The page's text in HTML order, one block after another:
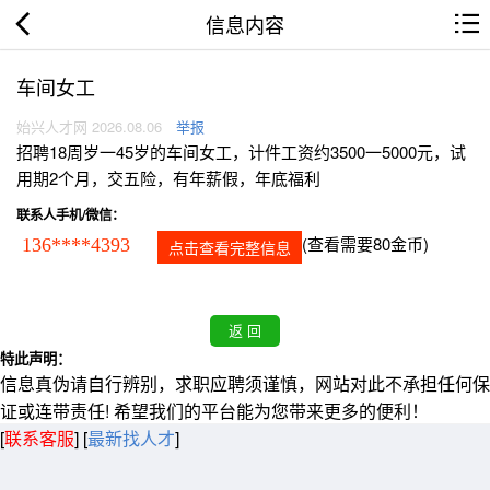
信息内容
车间女工
始兴人才网 2026.08.06 举报
招聘18周岁一45岁的车间女工，计件工资约3500一5000元，试
用期2个月，交五险，有年薪假，年底福利
联系人手机/微信：
136****4393 点击查看完整信息 (查看需要80金币)
特此声明：
信息真伪请自行辨别，求职应聘须谨慎，网站对此不承担任何保
证或连带责任! 希望我们的平台能为您带来更多的便利！
[联系客服] [最新找人才]